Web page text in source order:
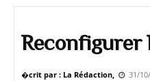
�crit par : La Rédaction, 31/